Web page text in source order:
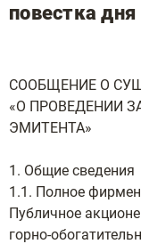
повестка дня
СООБЩЕНИЕ О
«О ПРОВЕДЕНИИ
ЭМИТЕНТА»
1. Общие сведения
1.1. Полное
Публичное
горно-